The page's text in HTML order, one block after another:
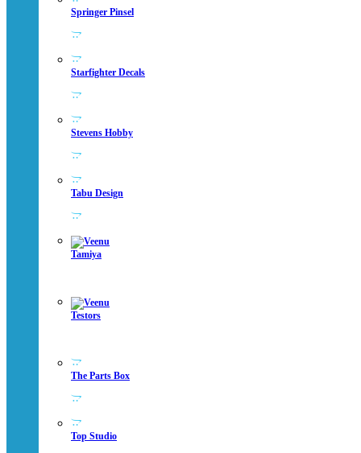
Springer Pinsel
Starfighter Decals
Stevens Hobby
Tabu Design
Tamiya
Testors
The Parts Box
Top Studio